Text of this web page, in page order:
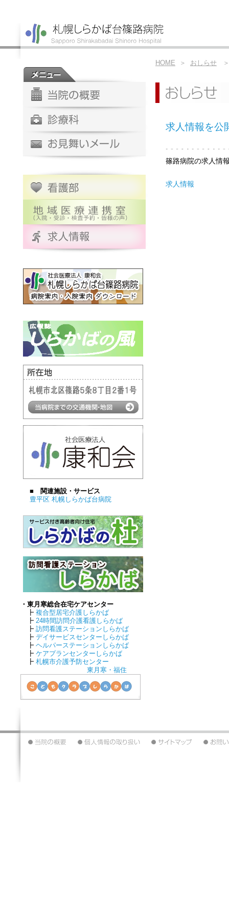
HOME ＞ おしらせ ＞
求人情報を公
篠路病院の求人情
求人情報
■ 関連施設・サービス
豊平区 札幌しらかば台病院
・東月寒総合在宅ケアセンター
┣ 複合型居宅介護しらかば
┣ 24時間訪問介護看護しらかば
┣ 訪問看護ステーションしらかば
┣ デイサービスセンターしらかば
┣ ヘルパーステーションしらかば
┣ ケアプランセンターしらかば
┣ 札幌市介護予防センター
東月寒・福住